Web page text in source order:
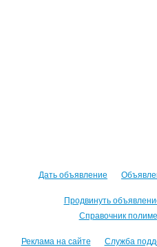
Дать объявление
Продвинуть
Справочник
Реклама на сайте Служба